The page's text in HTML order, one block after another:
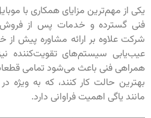
یکی از مهم‌ترین مزایای همکاری با
فنی گسترده و خدمات پس از
شرکت علاوه بر ارائه مشاوره پیش از
عیب‌یابی سیستم‌های تقویت‌کننده
همراهی فنی باعث می‌شود تمامی
بهترین حالت کار کنند، که به ویژه
مانند یاگی اهمیت فراوانی دارد.